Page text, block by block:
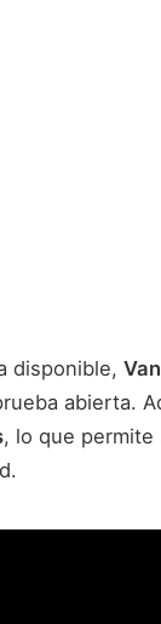
disponible,
abierta.
, lo que permite